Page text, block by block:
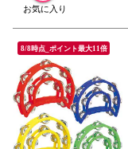
8/8時点_ポイント最大11倍